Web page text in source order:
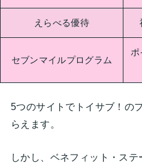
えらべる優待
セブンマイルプログラム
ポ
5つのサイトでトイサブ！の
らえます。
しかし、ベネフィット・ス